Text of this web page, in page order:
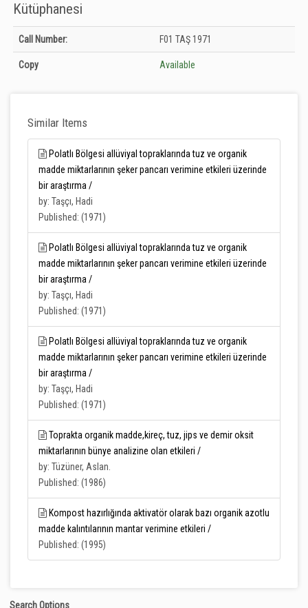
Kütüphanesi
Holdings details from T.C. Tarım ve Orman Bakanlığı Merkez Kütüphanesi:
Unknown
Call Number: F01 TAŞ 1971
Copy Available
Similar Items
Polatlı Bölgesi allüviyal topraklarında tuz ve organik
madde miktarlarının şeker pancarı verimine etkileri üzerinde
bir araştırma /
by: Taşçı, Hadi
Published: (1971)
Polatlı Bölgesi allüviyal topraklarında tuz ve organik
madde miktarlarının şeker pancarı verimine etkileri üzerinde
bir araştırma /
by: Taşçı, Hadi
Published: (1971)
Polatlı Bölgesi allüviyal topraklarında tuz ve organik
madde miktarlarının şeker pancarı verimine etkileri üzerinde
bir araştırma /
by: Taşçı, Hadi
Published: (1971)
Toprakta organik madde,kireç, tuz, jips ve demir oksit
miktarlarının bünye analizine olan etkileri /
by: Tüzüner, Aslan.
Published: (1986)
Kompost hazırlığında aktivatör olarak bazı organik azotlu
madde kalıntılarının mantar verimine etkileri /
Published: (1995)
Search Options